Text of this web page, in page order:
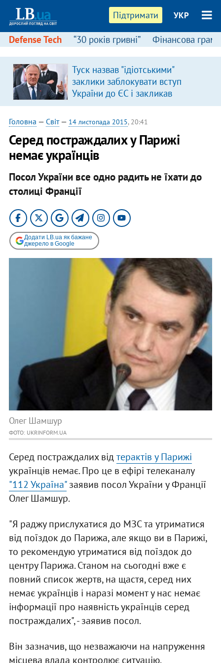
Підтримати УКР
Defense Tech “30 років гривні” Фінансова
Туск назвав "ідіотськими"
заклики заблокувати вступ
України до ЄС і закликав
припинити антиукраїнську
риторику
Головна — Світ— 14 листопада 2015, 20:41
Серед постраждалих у Парижі
немає українців
Посол України все одно радить не їхати до
столиці Франції
Додати LB.ua як бажане
джерело в Google
Олег Шамшур
ФОТО: UKRINFORM.UA
Серед постраждалих відтерактів у Парижі
українців немає. Про це в ефірі телеканалу
"112 Україна"заявив посол України у Франції
Олег Шамшур.
"Я раджу прислухатися до МЗС та утриматися
від поїздок до Парижа, але якщо ви в Парижі,
то рекомендую утриматися від поїздок до
центру Парижа. Станом на сьогодні вже є
повний список жертв, на щастя, серед них
немає українців і наразі момент у нас немає
інформації про наявність українців серед
постраждалих", - заявив посол.
Він зазначив, що незважаючи на напруження
місцева влада контролює ситуацію.